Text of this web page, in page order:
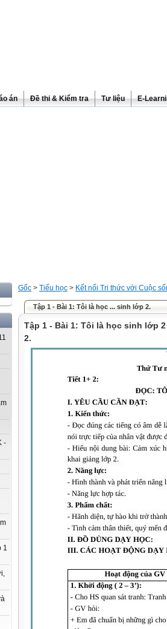
án Đề thi & Kiểm tra Tư liệu E-
-
1
Gốc > Tiểu học > Kết nối Tri thức với Cuộc
Tập 1 - Bài 1: Tôi là học ... sinh lớp 2.
Tập 1 - Bài 1: Tôi là học sinh lớp
2.